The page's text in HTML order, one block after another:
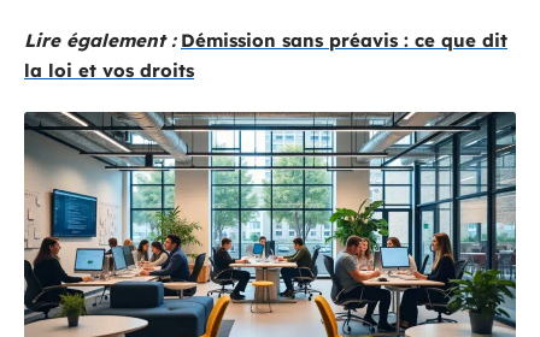
Lire également : Démission sans préavis : ce que dit
la loi et vos droits